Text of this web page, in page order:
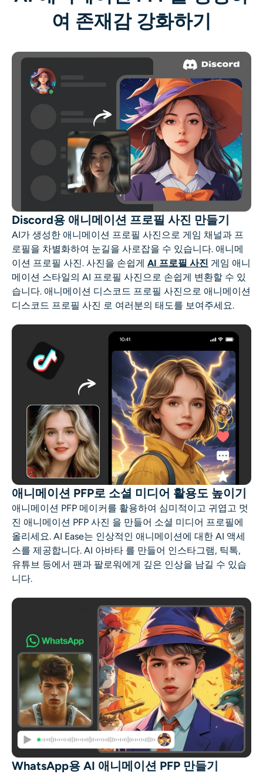
여 존재감 강화하기
Discord용 애니메이션 프로필 사진 만들기
AI가 생성한 애니메이션 프로필 사진으로 게임 채널과 프
로필을 차별화하여 눈길을 사로잡을 수 있습니다. 애니메
이션 프로필 사진. 사진을 손쉽게 AI 프로필 사진 게임 애니
메이션 스타일의 AI 프로필 사진으로 손쉽게 변환할 수 있
습니다. 애니메이션 디스코드 프로필 사진으로 애니메이션
디스코드 프로필 사진 로 여러분의 태도를 보여주세요.
애니메이션 PFP로 소셜 미디어 활용도 높이기
애니메이션 PFP 메이커를 활용하여 심미적이고 귀엽고 멋
진 애니메이션 PFP 사진 을 만들어 소셜 미디어 프로필에
올리세요. AI Ease는 인상적인 애니메이션에 대한 AI 액세
스를 제공합니다. AI 아바타 를 만들어 인스타그램, 틱톡,
유튜브 등에서 팬과 팔로워에게 깊은 인상을 남길 수 있습
니다.
WhatsApp용 AI 애니메이션 PFP 만들기